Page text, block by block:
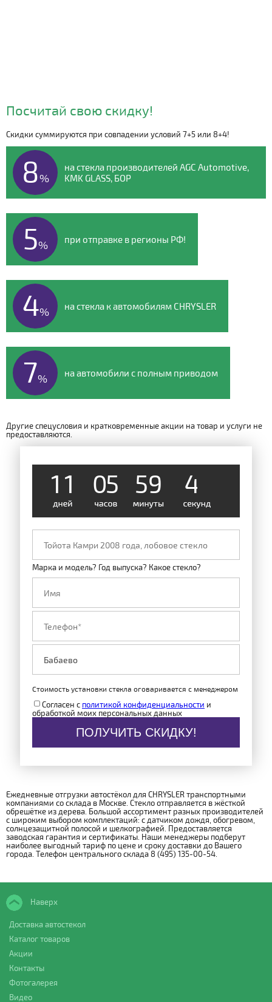
Видео о компании
Посчитай свою скидку!
Скидки суммируются при совпадении условий 7+5 или 8+4!
8%
на стекла производителей AGC Automotive,
KMK GLASS, БОР
5% при отправке в регионы РФ!
4% на стекла к автомобилям CHRYSLER
7% на автомобили с полным приводом
Другие спецусловия и кратковременные акции на товар и услуги не
предоставляются.
1 1 05 59 4
Марка и модель? Год выпуска? Какое стекло?
Стоимость установки стекла оговаривается с менеджером
Согласен с политикой конфиденциальности и
обработкой моих персональных данных
ПОЛУЧИТЬ СКИДКУ!
Ежедневные отгрузки автостёкол для CHRYSLER транспортными
компаниями со склада в Москве. Стекло отправляется в жёсткой
обрешётке из дерева. Большой ассортимент разных производителей
с широким выбором комплектаций: с датчиком дождя, обогревом,
солнцезащитной полосой и шелкографией. Предоставляется
заводская гарантия и сертификаты. Наши менеджеры подберут
наиболее выгодный тариф по цене и сроку доставки до Вашего
города. Телефон центрального склада 8 (495) 135-00-54.
Наверх
Доставка автостекол
Каталог товаров
Акции
Контакты
Фотогалерея
Видео